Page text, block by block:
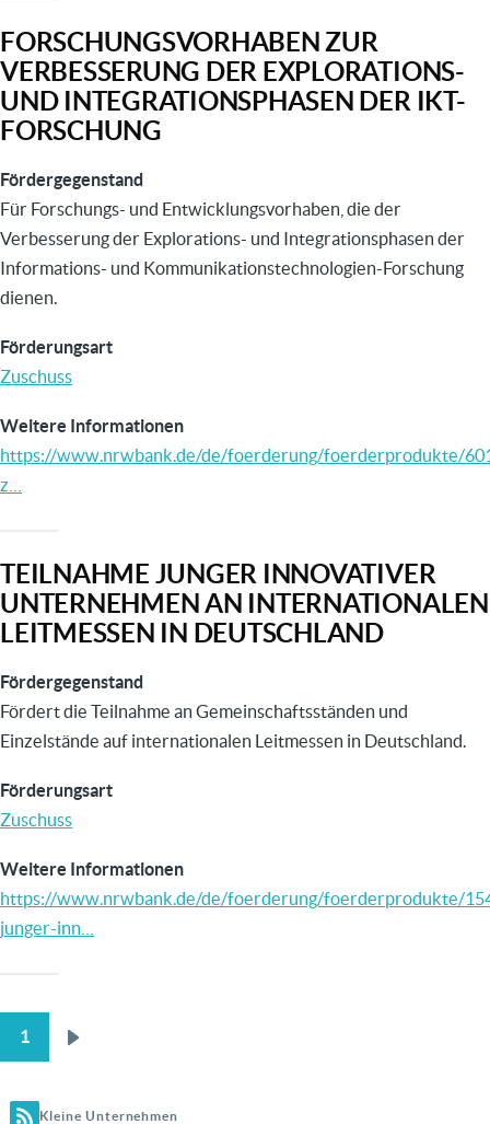
FORSCHUNGSVORHABEN ZUR
VERBESSERUNG DER EXPLORATIONS-
UND INTEGRATIONSPHASEN DER IKT-
FORSCHUNG
Fördergegenstand
Für Forschungs- und Entwicklungsvorhaben, die der
Verbesserung der Explorations- und Integrationsphasen der
Informations- und Kommunikationstechnologien-Forschung
dienen.
Förderungsart
Zuschuss
Weitere Informationen
https://www.nrwbank.de/de/foerderung/foerderprodukte/
z…
TEILNAHME JUNGER INNOVATIVER
UNTERNEHMEN AN INTERNATIONALEN
LEITMESSEN IN DEUTSCHLAND
Fördergegenstand
Fördert die Teilnahme an Gemeinschaftsständen und
Einzelstände auf internationalen Leitmessen in Deutschland.
Förderungsart
Zuschuss
Weitere Informationen
https://www.nrwbank.de/de/foerderung/foerderprodukte/
junger-inn…
1
Kleine Unternehmen